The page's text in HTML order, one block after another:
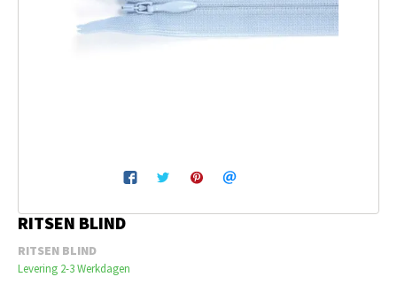
RITSEN BLIND
RITSEN BLIND
Levering 2-3 Werkdagen